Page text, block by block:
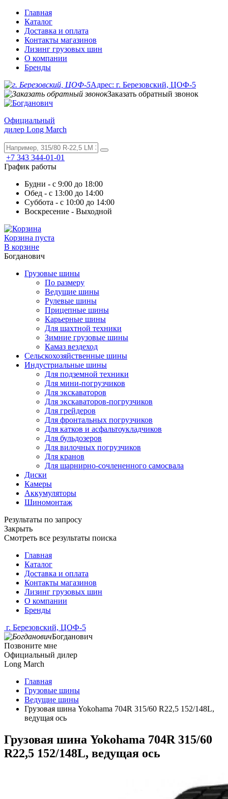
Главная
Каталог
Доставка и оплата
Контакты магазинов
Лизинг грузовых шин
О компании
Бренды
Адрес: г. Березовский, ЦОФ-5
Заказать обратный звонок
Официальный
дилер Long March
+7 343 344-01-01
График работы
Будни - с 9:00 до 18:00
Обед - с 13:00 до 14:00
Суббота - с 10:00 до 14:00
Воскресение - Выходной
Корзина пуста
В корзине
Богданович
Грузовые шины
По размеру
Ведущие шины
Рулевые шины
Прицепные шины
Карьерные шины
Для шахтной техники
Зимние грузовые шины
Камаз вездеход
Сельскохозяйственные шины
Индустриальные шины
Для подземной техники
Для мини-погрузчиков
Для экскаваторов
Для экскаваторов-погрузчиков
Для грейдеров
Для фронтальных погрузчиков
Для катков и асфальтоукладчиков
Для бульдозеров
Для вилочных погрузчиков
Для кранов
Для шарнирно-сочлененного самосвала
Диски
Камеры
Аккумуляторы
Шиномонтаж
Результаты по запросу
Закрыть
Смотреть все результаты поиска
Главная
Каталог
Доставка и оплата
Контакты магазинов
Лизинг грузовых шин
О компании
Бренды
г. Березовский, ЦОФ-5
Богданович
Позвоните мне
Официальный дилер
Long March
Главная
Грузовые шины
Ведущие шины
Грузовая шина Yokohama 704R 315/60 R22,5 152/148L,
ведущая ось
Грузовая шина Yokohama 704R 315/60
R22,5 152/148L, ведущая ось